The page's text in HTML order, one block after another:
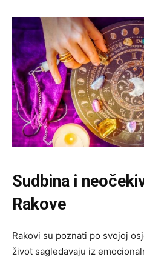
Sudbina i
Rakove
Rakovi su poznati po svojoj
život sagledavaju iz